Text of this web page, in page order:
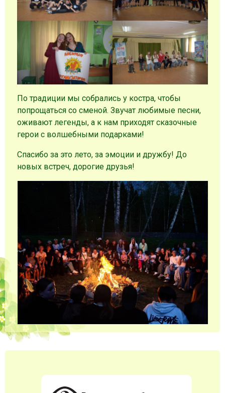
По традиции мы собрались у костра, чтобы
попрощаться со сменой. Звучат любимые песни,
оживают легенды, а к нам приходят сказочные
герои с волшебными подарками!
Спасибо за это лето, за эмоции и дружбу! До
новых встреч, дорогие друзья!